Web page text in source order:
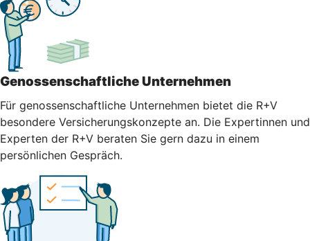
Genossenschaftliche Unternehmen
Für genossenschaftliche Unternehmen bietet die R+V
besondere Versicherungskonzepte an. Die Expertinnen und
Experten der R+V beraten Sie gern dazu in einem
persönlichen Gespräch.